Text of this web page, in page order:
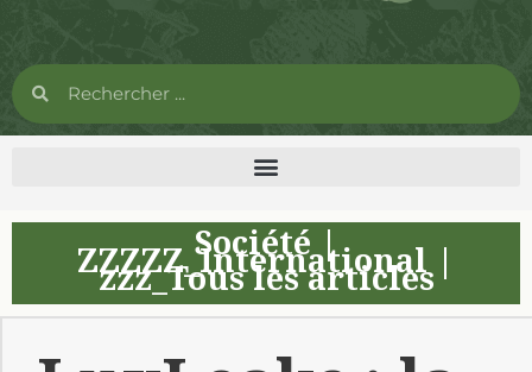
Société|
ZZZZZ_International|
zzz_Tous les articles